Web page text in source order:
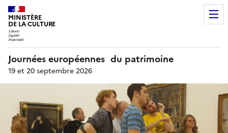
MINISTÈRE
DE LA CULTURE
Journées européennes du patrimoine
19 et 20 septembre 2026